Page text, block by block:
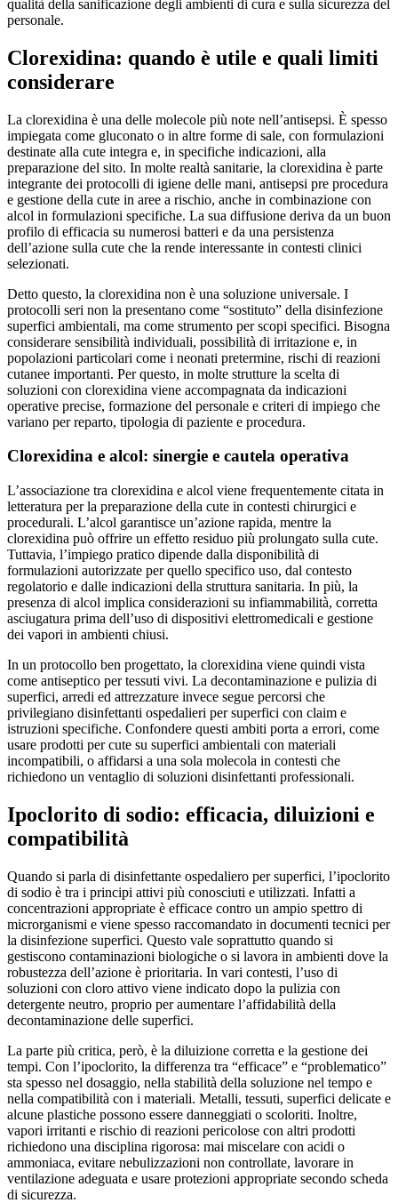
qualità della sanificazione degli ambienti di cura e sulla sicurezza del
personale.
Clorexidina: quando è utile e quali limiti
considerare
La clorexidina è una delle molecole più note nell’antisepsi. È spesso
impiegata come gluconato o in altre forme di sale, con formulazioni
destinate alla cute integra e, in specifiche indicazioni, alla
preparazione del sito. In molte realtà sanitarie, la clorexidina è parte
integrante dei protocolli di igiene delle mani, antisepsi pre procedura
e gestione della cute in aree a rischio, anche in combinazione con
alcol in formulazioni specifiche. La sua diffusione deriva da un buon
profilo di efficacia su numerosi batteri e da una persistenza
dell’azione sulla cute che la rende interessante in contesti clinici
selezionati.
Detto questo, la clorexidina non è una soluzione universale. I
protocolli seri non la presentano come “sostituto” della disinfezione
superfici ambientali, ma come strumento per scopi specifici. Bisogna
considerare sensibilità individuali, possibilità di irritazione e, in
popolazioni particolari come i neonati pretermine, rischi di reazioni
cutanee importanti. Per questo, in molte strutture la scelta di
soluzioni con clorexidina viene accompagnata da indicazioni
operative precise, formazione del personale e criteri di impiego che
variano per reparto, tipologia di paziente e procedura.
Clorexidina e alcol: sinergie e cautela operativa
L’associazione tra clorexidina e alcol viene frequentemente citata in
letteratura per la preparazione della cute in contesti chirurgici e
procedurali. L’alcol garantisce un’azione rapida, mentre la
clorexidina può offrire un effetto residuo più prolungato sulla cute.
Tuttavia, l’impiego pratico dipende dalla disponibilità di
formulazioni autorizzate per quello specifico uso, dal contesto
regolatorio e dalle indicazioni della struttura sanitaria. In più, la
presenza di alcol implica considerazioni su infiammabilità, corretta
asciugatura prima dell’uso di dispositivi elettromedicali e gestione
dei vapori in ambienti chiusi.
In un protocollo ben progettato, la clorexidina viene quindi vista
come antiseptico per tessuti vivi. La decontaminazione e pulizia di
superfici, arredi ed attrezzature invece segue percorsi che
privilegiano disinfettanti ospedalieri per superfici con claim e
istruzioni specifiche. Confondere questi ambiti porta a errori, come
usare prodotti per cute su superfici ambientali con materiali
incompatibili, o affidarsi a una sola molecola in contesti che
richiedono un ventaglio di soluzioni disinfettanti professionali.
Ipoclorito di sodio: efficacia, diluizioni e
compatibilità
Quando si parla di disinfettante ospedaliero per superfici, l’ipoclorito
di sodio è tra i principi attivi più conosciuti e utilizzati. Infatti a
concentrazioni appropriate è efficace contro un ampio spettro di
microrganismi e viene spesso raccomandato in documenti tecnici per
la disinfezione superfici. Questo vale soprattutto quando si
gestiscono contaminazioni biologiche o si lavora in ambienti dove la
robustezza dell’azione è prioritaria. In vari contesti, l’uso di
soluzioni con cloro attivo viene indicato dopo la pulizia con
detergente neutro, proprio per aumentare l’affidabilità della
decontaminazione delle superfici.
La parte più critica, però, è la diluizione corretta e la gestione dei
tempi. Con l’ipoclorito, la differenza tra “efficace” e “problematico”
sta spesso nel dosaggio, nella stabilità della soluzione nel tempo e
nella compatibilità con i materiali. Metalli, tessuti, superfici delicate e
alcune plastiche possono essere danneggiati o scoloriti. Inoltre,
vapori irritanti e rischio di reazioni pericolose con altri prodotti
richiedono una disciplina rigorosa: mai miscelare con acidi o
ammoniaca, evitare nebulizzazioni non controllate, lavorare in
ventilazione adeguata e usare protezioni appropriate secondo scheda
di sicurezza.